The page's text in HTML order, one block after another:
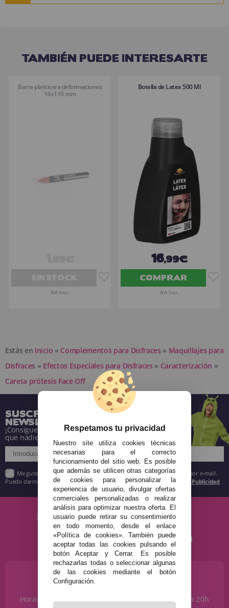
TAMBIÉN PUEDE INTERESARTE
Barra plasticera deformaciones
14x110 mm
IVA Incl.
Botella de Latex 500 Ml
16,99€
COMPRAR
IVA Incl.
Estás en Inicio » Complementos para Disfraces » Maquillajes para
Disfraces » Efectos Especiales para Disfraces » Caracterización »
Careta prótesis Face Off
SUSCRÍBETE A NUESTRA
NEWSLETTER
¡Consigue descuentos y entérate de todo antes
que nadie!
Me gustaría recibir descuentos exclusivos, novedades y tendencias por e-mail.
Puedo darme de baja cuando quiera según lo recogido en la Política de Publicidad .
¿NECESITAS AYUDA?
Horario de Lunes a Sábados de 10 a 14h y de 17 a 20h
Respetamos tu privacidad
Nuestro site utiliza cookies técnicas
necesarias para el correcto
funcionamiento del sitio web. Es posible
que además se utilicen otras categorías
de cookies para personalizar la
experiencia de usuario, divulgar ofertas
comerciales personalizadas o realizar
análisis para optimizar nuestra oferta. El
usuario puede retirar su consentimiento
en todo momento, desde el enlace
«Política de cookies». También puede
aceptar todas las cookies pulsando el
botón Aceptar y Cerrar. Es posible
rechazarlas todas o seleccionar algunas
de las cookies mediante el botón
Configuración.